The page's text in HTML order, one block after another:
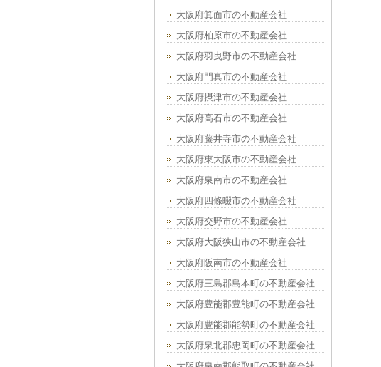
大阪府箕面市の不動産会社
大阪府柏原市の不動産会社
大阪府羽曳野市の不動産会社
大阪府門真市の不動産会社
大阪府摂津市の不動産会社
大阪府高石市の不動産会社
大阪府藤井寺市の不動産会社
大阪府東大阪市の不動産会社
大阪府泉南市の不動産会社
大阪府四條畷市の不動産会社
大阪府交野市の不動産会社
大阪府大阪狭山市の不動産会社
大阪府阪南市の不動産会社
大阪府三島郡島本町の不動産会社
大阪府豊能郡豊能町の不動産会社
大阪府豊能郡能勢町の不動産会社
大阪府泉北郡忠岡町の不動産会社